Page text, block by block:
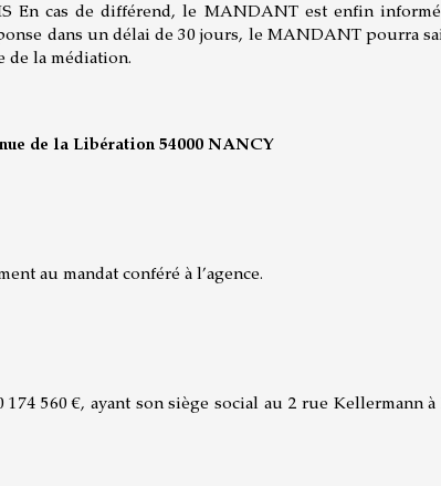
En cas de différend, le MANDANT est enfin
dans un délai de 30 jours, le MANDANT pourra
de la médiation.
de la Libération 54000 NANCY
au mandat conféré à l’agence.
560 €, ayant son siège social au 2 rue Kellermann